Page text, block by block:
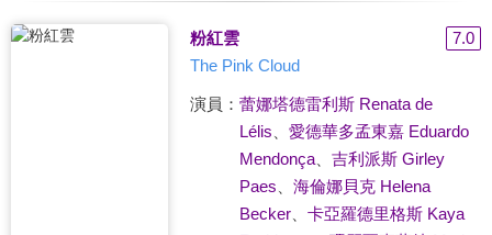
粉紅雲
7.0
The Pink Cloud
演員： 蕾娜塔德雷利斯 Renata de
Lélis
愛德華多孟東嘉 Eduardo
Mendonça、 吉利派斯 Girley
Paes
海倫娜貝克 Helena
Becker、 卡亞羅德里格斯 Kaya